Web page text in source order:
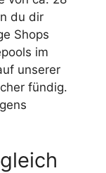
du dir
Shops
im
unserer
fündig.